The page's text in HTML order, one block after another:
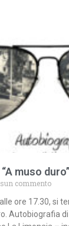
muso
commento
ore 17.30, si
Autobiografia